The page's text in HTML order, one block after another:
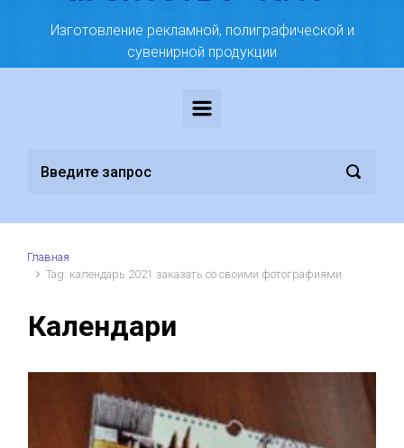
Изготовление рекламной, полиграфической и
сувенирной продукции
Главная
Tag: календарь 2021 заказать со своими фотографиями
Календари